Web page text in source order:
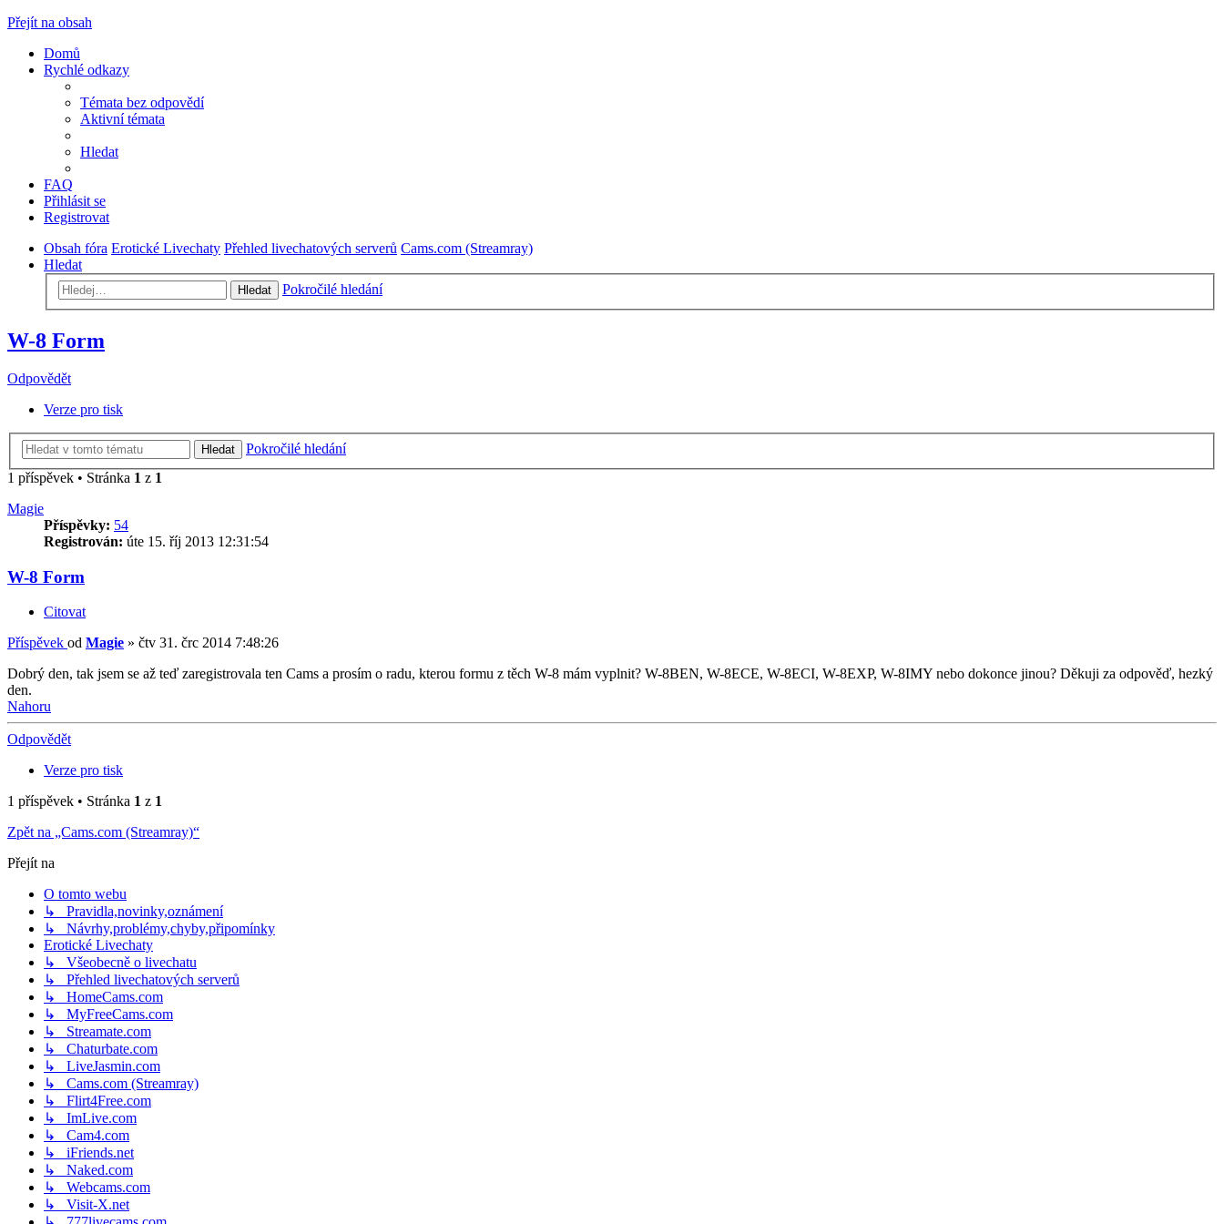
Přejít na obsah
Domů
Rychlé odkazy
Témata bez odpovědí
Aktivní témata
Hledat
FAQ
Přihlásit se
Registrovat
Obsah fóra Erotické Livechaty Přehled livechatových serverů Cams.com (Streamray)
Hledat
Hledat Pokročilé hledání
W-8 Form
Odpovědět
Verze pro tisk
Hledat
Pokročilé hledání
1 příspěvek • Stránka 1 z 1
Magie
Příspěvky: 54
Registrován: úte 15. říj 2013 12:31:54
W-8 Form
Citovat
Příspěvek od Magie » čtv 31. črc 2014 7:48:26
Dobrý den, tak jsem se až teď zaregistrovala ten Cams a prosím o radu, kterou formu z těch W-8 mám vyplnit? W-8BEN, W-8ECE, W-8ECI, W-8EXP, W-8IMY nebo dokonce jinou? Děkuji za odpověď, hezký
den.
Nahoru
Odpovědět
Verze pro tisk
1 příspěvek • Stránka 1 z 1
Zpět na „Cams.com (Streamray)“
Přejít na
O tomto webu
↳ Pravidla,novinky,oznámení
↳ Návrhy,problémy,chyby,připomínky
Erotické Livechaty
↳ Všeobecně o livechatu
↳ Přehled livechatových serverů
↳ HomeCams.com
↳ MyFreeCams.com
↳ Streamate.com
↳ Chaturbate.com
↳ LiveJasmin.com
↳ Cams.com (Streamray)
↳ Flirt4Free.com
↳ ImLive.com
↳ Cam4.com
↳ iFriends.net
↳ Naked.com
↳ Webcams.com
↳ Visit-X.net